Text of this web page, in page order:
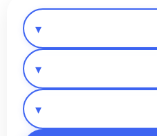
אזור בארץ
סיווג מקום
מספר אנשים